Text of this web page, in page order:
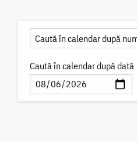
Caută în calendar după dată